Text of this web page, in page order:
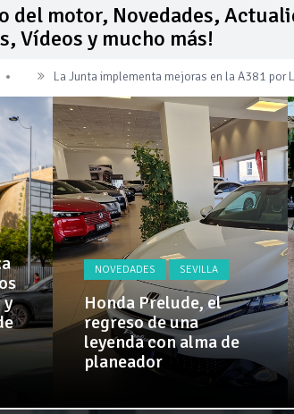
sobre
el
motor,
Novedades,
Actualidad,
Clásicos,
Venta,
Pruebas,
Entrevistas,
Vídeos
y
mucho
más!
del motor, Novedades,
Vídeos y mucho más!
La Junta implementa mejoras en la A381 por
Cárnicas El Alcazar, patrocinador de la 42ª
y
NOVEDADES SEVILLA
Honda Prelude, el
regreso de una
leyenda con alma de
planeador